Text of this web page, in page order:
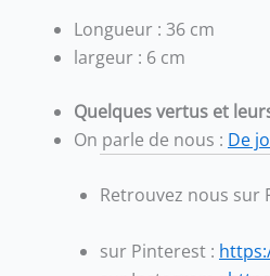
Longueur : 36 cm
largeur : 6 cm
Quelques vertus et
On parle de nous : De
Retrouvez nous sur
sur Pinterest :